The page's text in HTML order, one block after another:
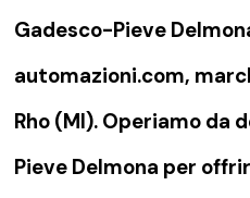
Gadesco-Pieve
automazioni.com,
Rho (MI). Operiamo da
Pieve Delmona per